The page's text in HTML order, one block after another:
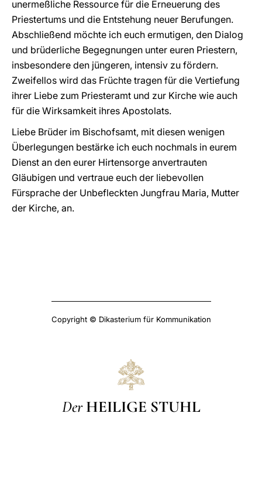
unermeßliche Ressource für die Erneuerung des
Priestertums und die Entstehung neuer Berufungen.
Abschließend möchte ich euch ermutigen, den Dialog
und brüderliche Begegnungen unter euren Priestern,
insbesondere den jüngeren, intensiv zu fördern.
Zweifellos wird das Früchte tragen für die Vertiefung
ihrer Liebe zum Priesteramt und zur Kirche wie auch
für die Wirksamkeit ihres Apostolats.
Liebe Brüder im Bischofsamt, mit diesen wenigen
Überlegungen bestärke ich euch nochmals in eurem
Dienst an den eurer Hirtensorge anvertrauten
Gläubigen und vertraue euch der liebevollen
Fürsprache der Unbefleckten Jungfrau Maria, Mutter
der Kirche, an.
Copyright © Dikasterium für Kommunikation
Der HEILIGE STUHL